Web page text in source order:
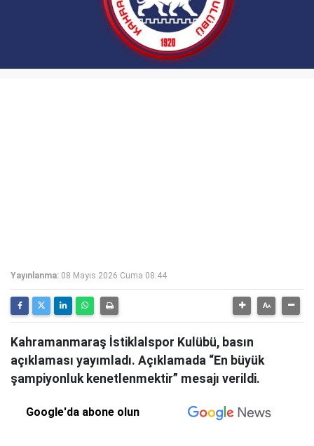
Yayınlanma: 08 Mayıs 2026 Cuma 08:44
Kahramanmaraş İstiklalspor Kulübü, basın
açıklaması yayımladı. Açıklamada “En büyük
şampiyonluk kenetlenmektir” mesajı verildi.
Google'da abone olun